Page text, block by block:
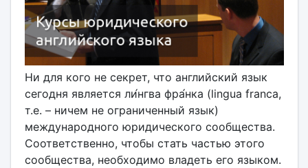
Ни для кого не секрет, что английский язык
сегодня является ли́нгва фра́нка (lingua franca,
т.е. – ничем не ограниченный язык)
международного юридического сообщества.
Соответственно, чтобы стать частью этого
сообщества, необходимо владеть его языком.